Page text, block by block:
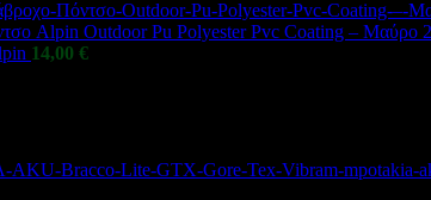
Alpin Outdoor Pu Polyester Pvc Coating – Μαύρο
14,00 €